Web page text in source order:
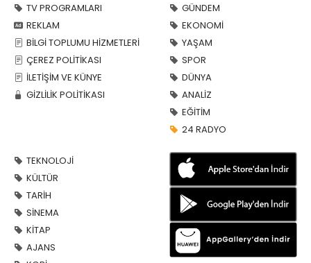
TV PROGRAMLARI
REKLAM
BİLGİ TOPLUMU HİZMETLERİ
ÇEREZ POLİTİKASI
İLETİŞİM VE KÜNYE
GİZLİLİK POLİTİKASI
GÜNDEM
EKONOMİ
YAŞAM
SPOR
DÜNYA
ANALİZ
EĞİTİM
24 RADYO
TEKNOLOJİ
KÜLTÜR
TARİH
SİNEMA
KİTAP
AJANS